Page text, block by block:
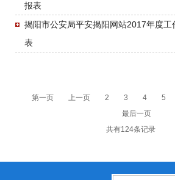
报表
揭阳市公安局平安揭阳网站2017年度工
表
第一页 上一页 2 3 4 5
最后一页
共有124条记录